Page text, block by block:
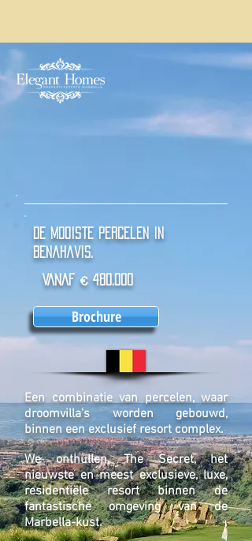
De mooiste percelen in
Benahavis.
VANAF € 480.000
Brochure
Een combinatie van percelen, waar
droomvilla's worden gebouwd,
binnen een exclusief resort complex.
We onthullen, The Secret, het
nieuwste en meest exclusieve, luxe,
residentiële resort binnen de
fantastische omgeving van de
Marbella-kust.